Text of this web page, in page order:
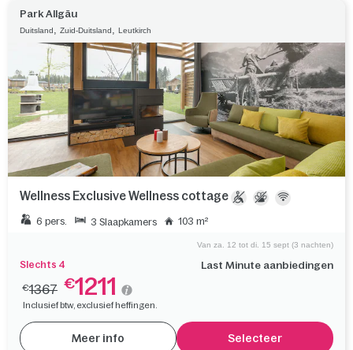
Park Allgäu
Duitsland Zuid-Duitsland Leutkirch
Wellness Exclusive Wellness cottage
6 pers. 3 Slaapkamers 103 m²
Slechts 4 Last Minute aanbiedingen
Van za. 12 tot di. 15 sept (3 nachten)
€1367 €1211
Inclusief btw, exclusief heffingen.
Meer info Selecteer